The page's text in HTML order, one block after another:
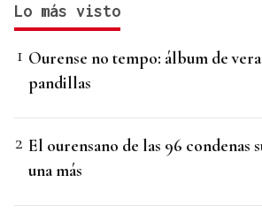
Lo más visto
Ourense no tempo: álbum de
pandillas
El ourensano de las 96 condenas
una más